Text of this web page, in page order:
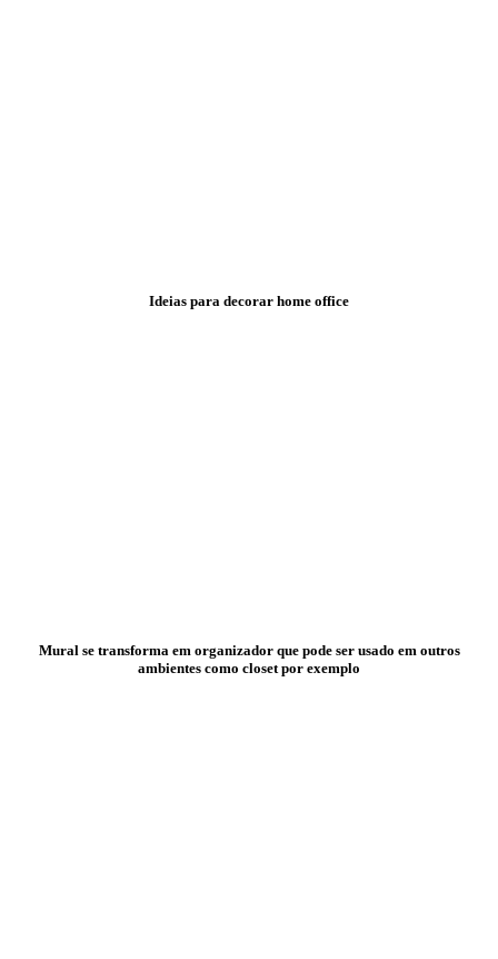
Ideias para decorar home office
Mural se transforma em organizador que pode ser usado em outros
ambientes como closet por exemplo